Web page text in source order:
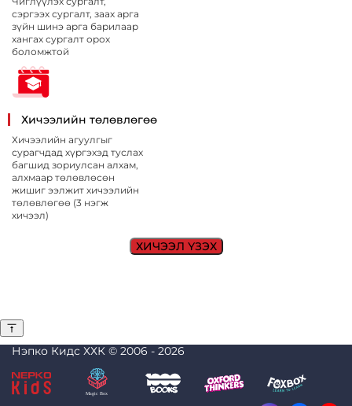
сэргээх сургалт, заах арга
зүйн шинэ арга барилаар
хангах сургалт орох
боломжтой
Хичээлийн төлөвлөгөө
Хичээлийн агуулгыг
сурагчдад хүргэхэд туслах
багшид зориулсан алхам,
алхмаар төлөвлөсөн
жишиг ээлжит хичээлийн
төлөвлөгөө (3 нэгж
хичээл)
ХИЧЭЭЛ ҮЗЭХ
Нэпко Кидс ХХК © 2006 - 2026